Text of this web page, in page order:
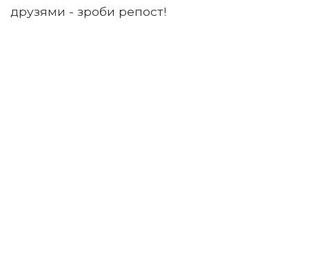
друзями - зроби репост!